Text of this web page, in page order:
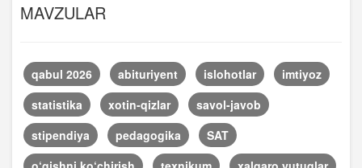
MAVZULAR
qabul 2026 abituriyent islohotlar
imtiyoz
statistika
xotin-qizlar
savol-javob
stipendiya
pedagogika
SAT